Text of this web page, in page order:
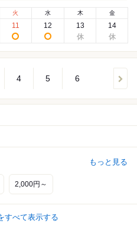
火
11
水
12
木
13
金
14
4 5 6
もっと見る
2,000円～
すべて表示する